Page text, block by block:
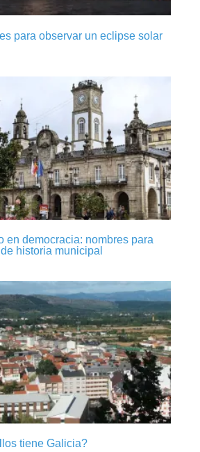
para observar un eclipse solar
en democracia: nombres para
historia municipal
tiene Galicia?